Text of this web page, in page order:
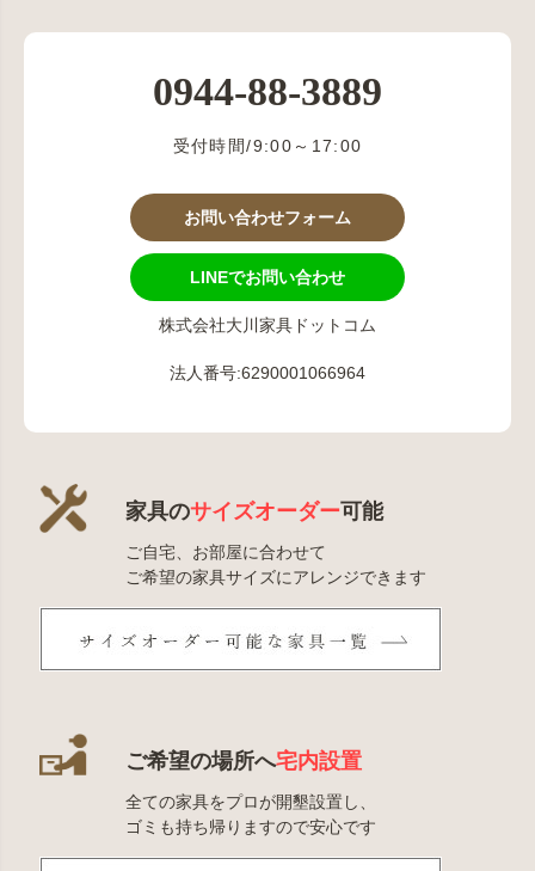
0944-88-3889
受付時間/9:00～17:00
お問い合わせフォーム
LINEでお問い合わせ
株式会社大川家具ドットコム
法人番号:6290001066964
家具のサイズオーダー可能
ご自宅、お部屋に合わせて
ご希望の家具サイズにアレンジできます
ご希望の場所へ宅内設置
全ての家具をプロが開墾設置し、
ゴミも持ち帰りますので安心です